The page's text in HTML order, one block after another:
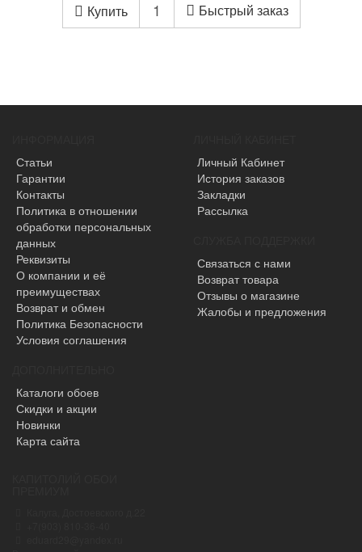
Купить Быстрый заказ
Статьи
Гарантии
Контакты
Политика в отношении
обработки персональных
данных
Реквизиты
О компании и её
преимуществах
Возврат и обмен
Политика Безопасности
Условия соглашения
Каталоги обоев
Скидки и акции
Новинки
Карта сайта
Личный Кабинет
История заказов
Закладки
Рассылка
Связаться с нами
Возврат товара
Отзывы о магазине
Жалобы и предложения